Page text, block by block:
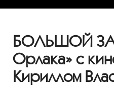
БОЛЬШОЙ
Орлака» с
Кириллом